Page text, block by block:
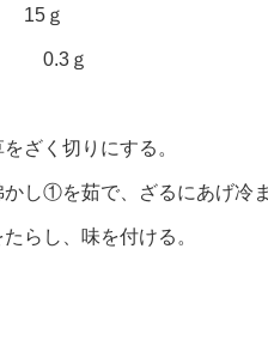
15ｇ
0.3ｇ
ざく切りにする。
し①を茹で、ざるにあげ冷ま
らし、味を付ける。